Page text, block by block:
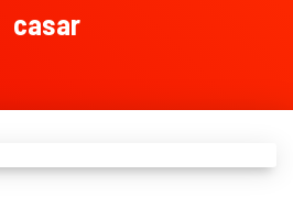
casar